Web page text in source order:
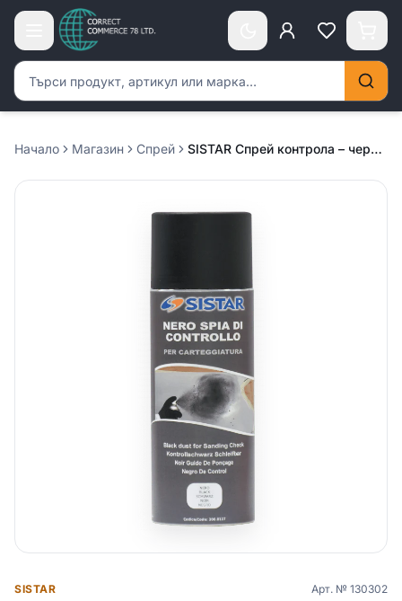
Търсене на продукти
Начало Магазин Спрей SISTAR Спрей контрола – черна 400мл
SISTAR Арт. № 130302